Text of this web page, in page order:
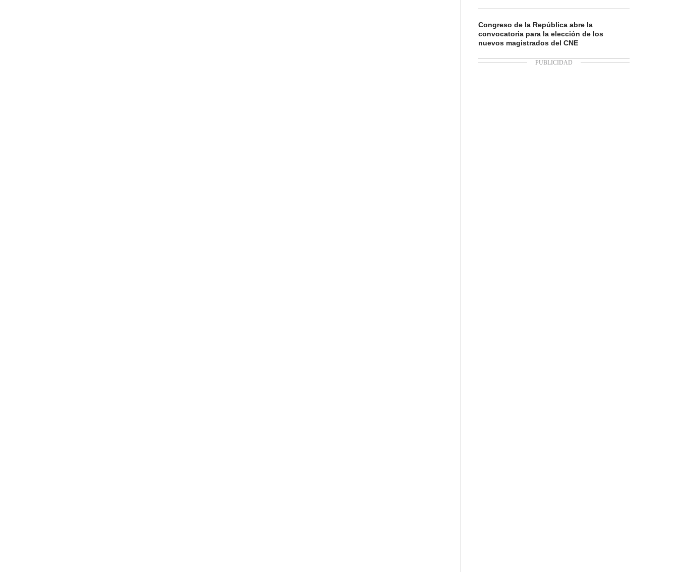
Congreso de la República abre la
convocatoria para la elección de los
nuevos magistrados del CNE